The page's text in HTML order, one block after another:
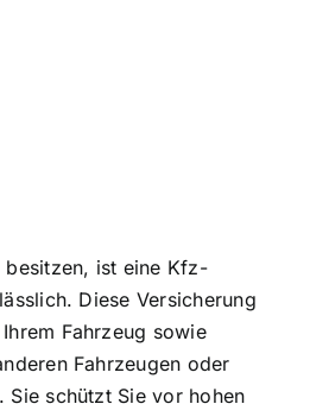
besitzen, ist eine Kfz-
Diese Versicherung
Fahrzeug sowie
Fahrzeugen oder
Sie schützt Sie vor hohen